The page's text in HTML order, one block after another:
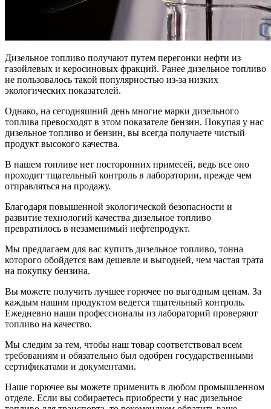
Дизельное топливо получают путем перегонки нефти из
газойлевых и керосиновых фракций. Ранее дизельное топливо
не пользовалось такой популярностью из-за низких
экологических показателей.
Однако, на сегодняшний день многие марки дизельного
топлива превосходят в этом показателе бензин. Покупая у нас
дизельное топливо и бензин, вы всегда получаете чистый
продукт высокого качества.
В нашем топливе нет посторонних примесей, ведь все оно
проходит тщательный контроль в лаборатории, прежде чем
отправляться на продажу.
Благодаря повышенной экологической безопасности и
развитие технологий качества дизельное топливо
превратилось в незаменимый нефтепродукт.
Мы предлагаем для вас купить дизельное топливо, тонна
которого обойдется вам дешевле и выгодней, чем частая трата
на покупку бензина.
Вы можете получить лучшее горючее по выгодным ценам. За
каждым нашим продуктом ведется тщательный контроль.
Ежедневно наши профессионалы из лабораторий проверяют
топливо на качество.
Мы следим за тем, чтобы наш товар соответствовал всем
требованиям и обязательно был одобрен государственными
сертификатами и документами.
Наше горючее вы можете применить в любом промышленном
отделе. Если вы собираетесь приобрести у нас дизельное